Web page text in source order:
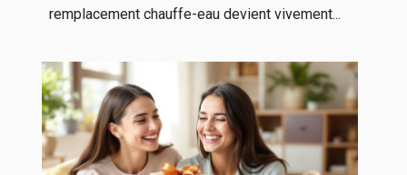
remplacement chauffe-eau devient vivement...